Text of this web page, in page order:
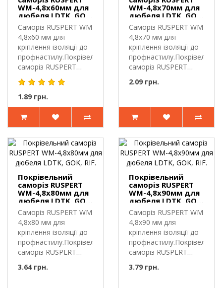
WM-4,8х60мм для
дюбеля LDTK, GOK,
RIF.
Саморіз RUSPERT WM
4,8х60 мм для
кріплення ізоляції до
профнастилу.Покрівельний
саморіз RUSPERT
WM-4..
1.89 грн.
WM-4,8х70мм для
дюбеля LDTK, GOK,
RIF.
Саморіз RUSPERT WM
4,8х70 мм для
кріплення ізоляції до
профнастилу.Покрівельний
саморіз RUSPERT
2.09 грн.
Покрівельний
саморіз RUSPERT
WM-4,8х80мм для
дюбеля LDTK, GOK,
RIF.
Саморіз RUSPERT WM
4,8х80 мм для
кріплення ізоляції до
профнастилу.Покрівельний
саморіз RUSPERT
3.64 грн.
Покрівельний
саморіз RUSPERT
WM-4,8х90мм для
дюбеля LDTK, GOK,
RIF.
Саморіз RUSPERT WM
4,8х90 мм для
кріплення ізоляції до
профнастилу.Покрівельний
саморіз RUSPERT
3.79 грн.